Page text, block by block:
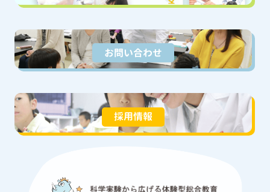
お問い合わせ
採用情報